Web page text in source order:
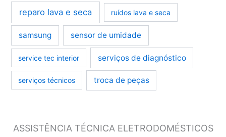
reparo lava e seca ruídos lava e seca
samsung sensor de umidade
service tec interior serviços de diagnóstico
serviços técnicos troca de peças
ASSISTÊNCIA TÉCNICA ELETRODOMÉSTICOS